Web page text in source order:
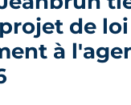
de
à